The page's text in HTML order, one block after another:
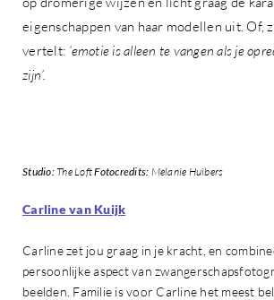
eigenschappen van haar modellen uit. Of,
vertelt: ‘emotie is alleen te vangen als je
zijn’.
Studio:The LoftFotocredits: Melanie Huibers
Carline van Kuijk
Carline zet jou graag in je kracht, en
persoonlijke aspect van
beelden. Familie is voor Carline het meest